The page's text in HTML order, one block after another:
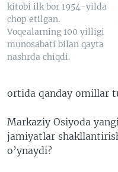
kitobi ilk bor 1954-yilda
chop etilgan.
Voqealarning 100 yilligi
munosabati bilan qayta
nashrda chiqdi.
ortida qanday omillar
Markaziy Osiyoda
jamiyatlar
o’ynaydi?